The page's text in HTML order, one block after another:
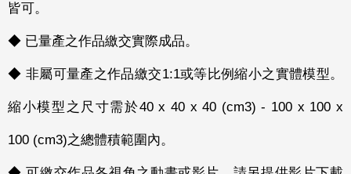
皆可。
◆ 已量產之作品繳交實際成品。
◆ 非屬可量產之作品繳交1:1或等比例縮小之實體模型。
縮小模型之尺寸需於40 x 40 x 40 (cm3) - 100 x 100 x
100 (cm3)之總體積範圍內。